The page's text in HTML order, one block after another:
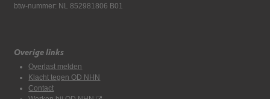
btw-nummer: NL 852981806 B01
Overige links
Overlast melden
Klacht tegen OD NHN
Contact